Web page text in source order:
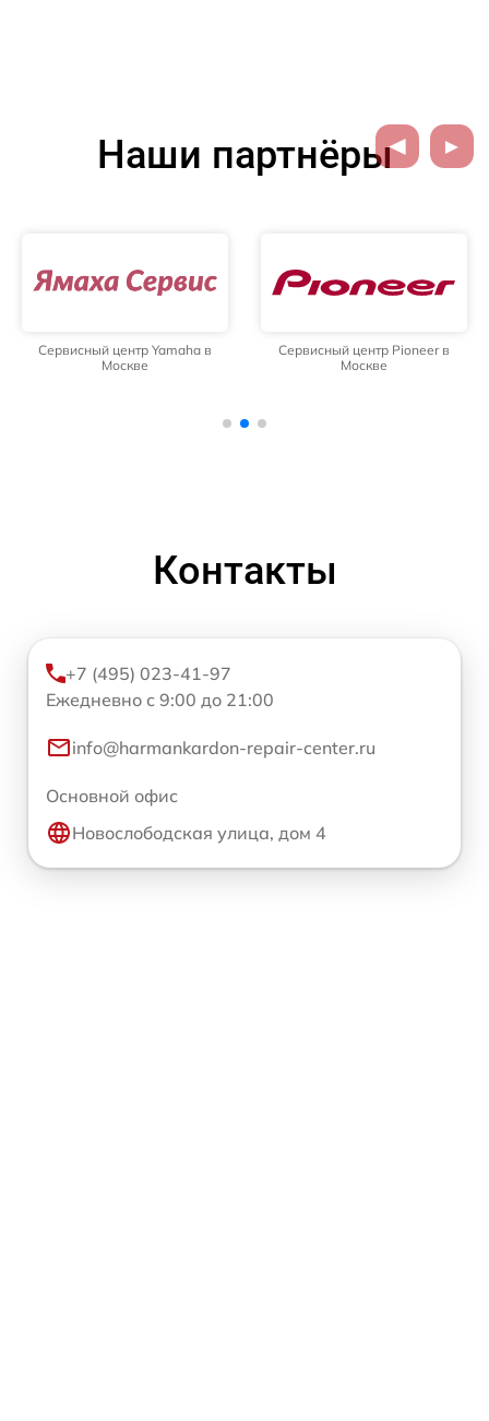
Наши партнёры
Сервисный центр Yamaha в
Москве
Сервисный центр Pioneer в
Москве
Контакты
+7 (495) 023-41-97
Ежедневно с 9:00 до 21:00
info@harmankardon-repair-center.ru
Основной офис
Новослободская улица, дом 4